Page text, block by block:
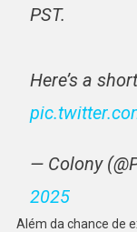
PST.
Here’s a
— Colony
2025
Além da chance de